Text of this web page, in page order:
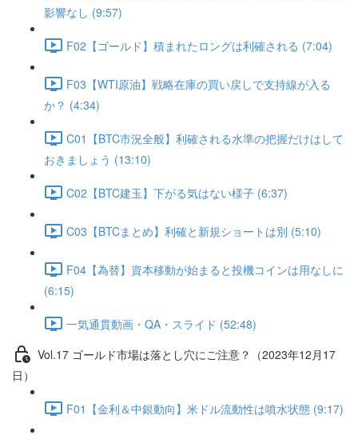
影響なし (9:57)
F02【ゴールド】積まれたロングは利確される (7:04)
F03【WTI原油】戦略在庫の買い戻しで支持線が入る
か？ (4:34)
C01【BTC市況全般】利確される水準の把握だけはして
おきましょう (13:10)
C02【BTC建玉】下がる気はない様子 (6:37)
C03【BTCまとめ】利確と新規ショートは別 (5:10)
F04【為替】資本移動が始まると投機コインは用なしに
(6:15)
一気通貫動画・QA・スライド (52:48)
Vol.17 ゴールド市場は落とし穴にご注意？（2023年12月17
日）
F01【金利＆中銀動向】米ドル流動性は噴水状態 (9:17)